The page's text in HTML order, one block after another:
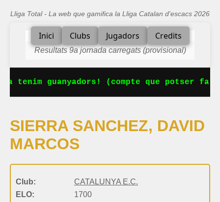
Lliga Total - La web que gamifica la Lliga Catalan d'escacs 2026
Inici Clubs Jugadors Credits
Resultats 9a jornada carregats (provisional)
tenim guanyadors! (compte que potser
SIERRA SANCHEZ, DAVID
MARCOS
Club:
CATALUNYA E.C.
ELO:
1700